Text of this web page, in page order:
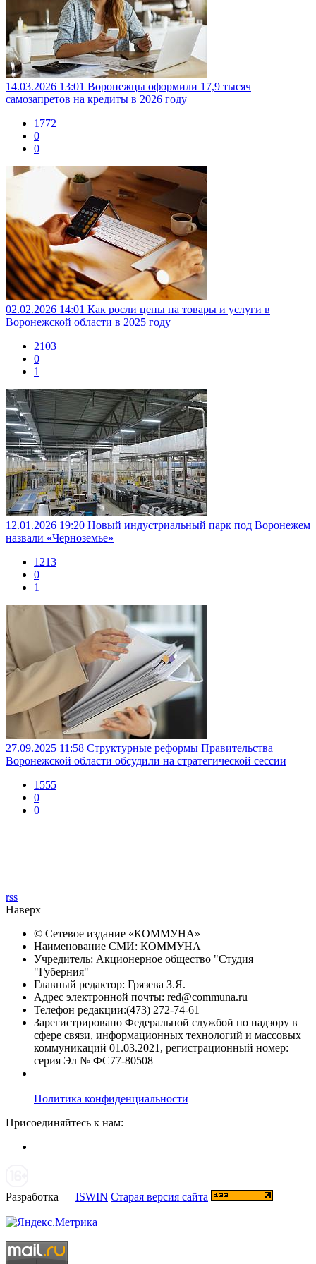
14.03.2026 13:01 Воронежцы оформили 17,9 тысяч
самозапретов на кредиты в 2026 году
1772
0
0
02.02.2026 14:01 Как росли цены на товары и услуги в
Воронежской области в 2025 году
2103
0
1
12.01.2026 19:20 Новый индустриальный парк под Воронежем
назвали «Черноземье»
1213
0
1
27.09.2025 11:58 Структурные реформы Правительства
Воронежской области обсудили на стратегической сессии
1555
0
0
rss
Наверх
© Сетевое издание «КОММУНА»
Наименование СМИ: КОММУНА
Учредитель: Акционерное общество "Студия
"Губерния"
Главный редактор: Грязева З.Я.
Адрес электронной почты: red@communa.ru
Телефон редакции:(473) 272-74-61
Зарегистрировано Федеральной службой по надзору в
сфере связи, информационных технологий и массовых
коммуникаций 01.03.2021, регистрационный номер:
серия Эл № ФС77-80508
Политика конфиденциальности
Присоединяйтесь к нам:
Разработка — ISWIN Старая версия сайта